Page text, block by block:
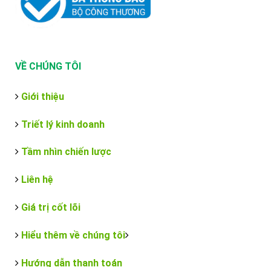
VỀ CHÚNG TÔI
Giới thiệu
Triết lý kinh doanh
Tầm nhìn chiến lược
Liên hệ
Giá trị cốt lõi
Hiểu thêm về chúng tôi
Hướng dẫn thanh toán